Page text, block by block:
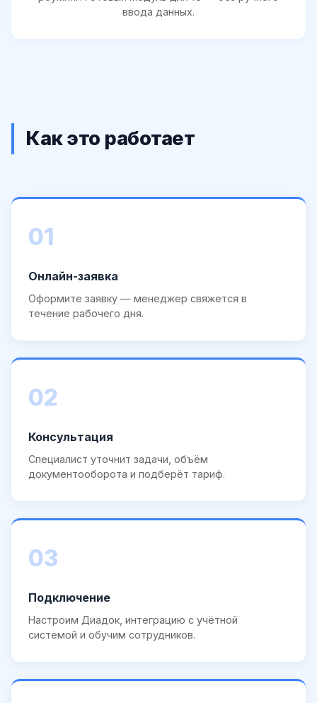
ввода данных.
Как это работает
01
Онлайн-заявка
Оформите заявку — менеджер свяжется в
течение рабочего дня.
02
Консультация
Специалист уточнит задачи, объём
документооборота и подберёт тариф.
03
Подключение
Настроим Диадок, интеграцию с учётной
системой и обучим сотрудников.